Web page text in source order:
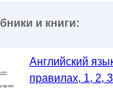
и книги:
Английский
правилах, 1, 2,